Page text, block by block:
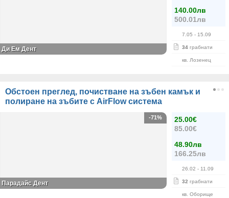
140.00лв
500.01лв
7.05 - 15.09
34 грабнати
кв. Лозенец
Ди Ем Дент
Обстоен преглед, почистване на зъбен камък и
полиране на зъбите с AirFlow система
25.00€
85.00€
48.90лв
166.25лв
26.02 - 11.09
32 грабнати
кв. Оборище
-71%
Парадайс Дент